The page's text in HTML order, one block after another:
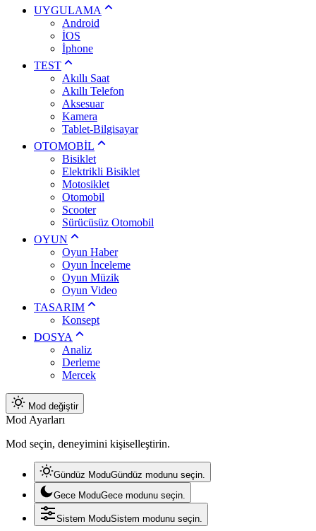
UYGULAMA
Android
İOS
İphone
TEST
Akıllı Saat
Akıllı Telefon
Aksesuar
Kamera
Tablet-Bilgisayar
OTOMOBİL
Bisiklet
Elektrikli Bisiklet
Motosiklet
Otomobil
Scooter
Sürücüsüz Otomobil
OYUN
Oyun Haber
Oyun İnceleme
Oyun Müzik
Oyun Video
TASARIM
Konsept
DOSYA
Analiz
Derleme
Mercek
Mod değiştir
Mod Ayarları
Mod seçin, deneyimini kişiselleştirin.
Gündüz ModuGündüz modunu seçin.
Gece ModuGece modunu seçin.
Sistem ModuSistem modunu seçin.